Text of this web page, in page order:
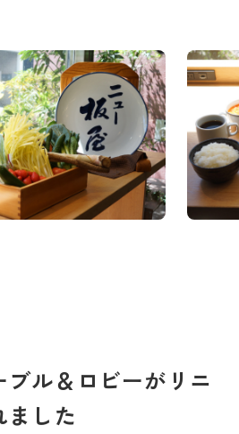
ブル＆ロビーがリニ
ました